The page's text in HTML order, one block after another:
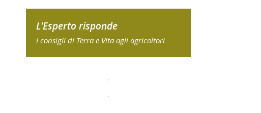
L'Esperto risponde
I consigli di Terra e Vita agli agricoltori